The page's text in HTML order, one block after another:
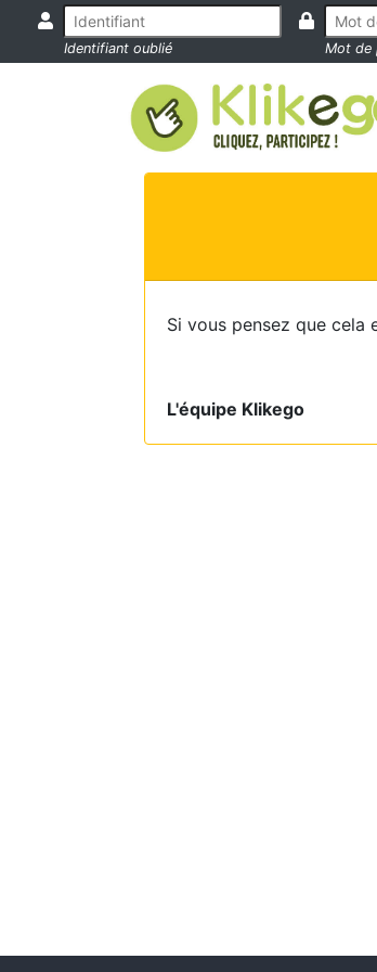
Identifiant oublié Mot de
Si vous pensez que cela
L'équipe Klikego